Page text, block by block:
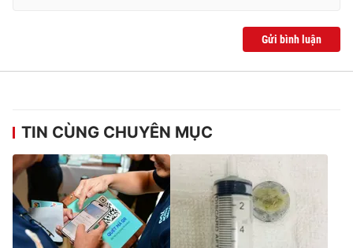
Gửi bình luận
TIN CÙNG CHUYÊN MỤC